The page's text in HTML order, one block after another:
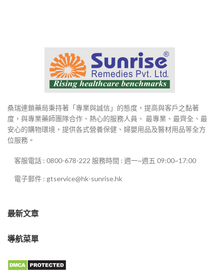
桑瑞連鎖藥局秉持著「專業與誠信」的態度，提高與客戶之黏著
度，與專業藥師團隊合作、熱心的服務人員、 最專業、最齊全、最
安心的購物環境，提供各式營養保健、婦嬰用品及醫材用品等全方
位服務。
客服電話 : 0800-678-222 服務時間 : 週一~週五 09:00~17:00
電子郵件 : gtservice@hk-sunrise.hk
最新文章
導航菜單